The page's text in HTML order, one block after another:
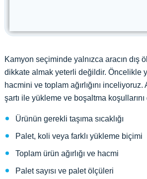
Kamyon seçiminde yalnızca aracın dış
dikkate almak yeterli değildir. Öncelikle
hacmini ve toplam ağırlığını inceliyoruz.
şartı ile yükleme ve boşaltma
Ürünün gerekli taşıma sıcaklığı
Palet, koli veya farklı yükleme biçimi
Toplam ürün ağırlığı ve hacmi
Palet sayısı ve palet ölçüleri